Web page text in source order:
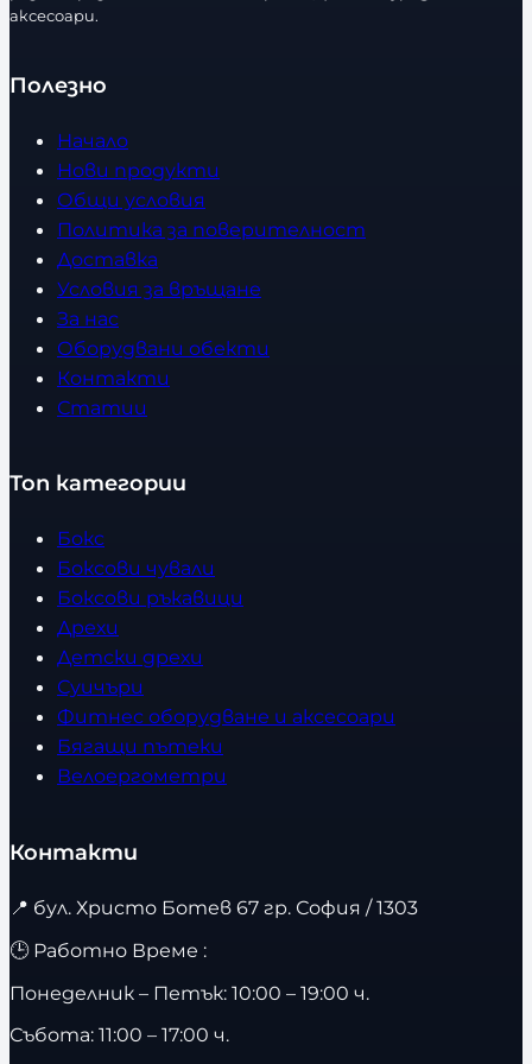
аксесоари.
Полезно
Начало
Нови продукти
Общи условия
Политика за поверителност
Доставка
Условия за връщане
За нас
Оборудвани обекти
Контакти
Статии
Топ категории
Бокс
Боксови чували
Боксови ръкавици
Дрехи
Детски дрехи
Суичъри
Фитнес оборудване и аксесоари
Бягащи пътеки
Велоергометри
Контакти
📍 бул. Христо Ботев 67 гр. София / 1303
🕒 Работно Време :
Понеделник – Петък: 10:00 – 19:00 ч.
Събота: 11:00 – 17:00 ч.